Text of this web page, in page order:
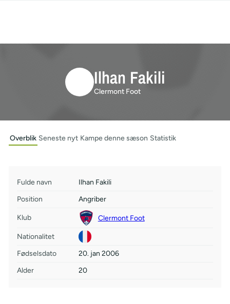
Ilhan Fakili
Clermont Foot
Overblik Seneste nyt Kampe denne sæson Statistik
Fulde navn
Ilhan Fakili
Position
Angriber
Klub Clermont Foot
Nationalitet
Fødselsdato
20. jan 2006
Alder
20